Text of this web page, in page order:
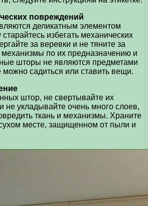
повреждений
деликатным элементом
избегать механических
за веревки и не тяните за
механизмы по их предназначению и
шторы не являются предметами
садиться или ставить вещи.
штор, не свертывайте их
не укладывайте очень много слоев,
ткань и механизмы. Храните
месте, защищенном от пыли и